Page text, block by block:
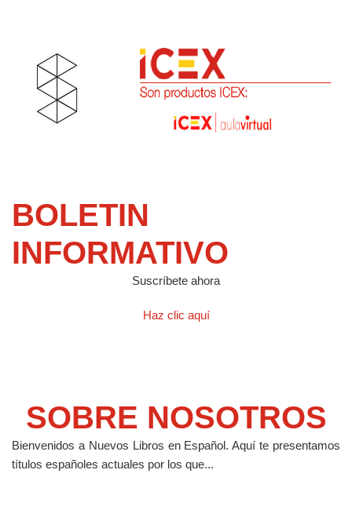
BOLETIN
INFORMATIVO
Suscríbete ahora
Haz clic aquí
SOBRE NOSOTROS
Bienvenidos a Nuevos Libros en Español.Aquí te presentamos
títulos españoles actuales por los que...